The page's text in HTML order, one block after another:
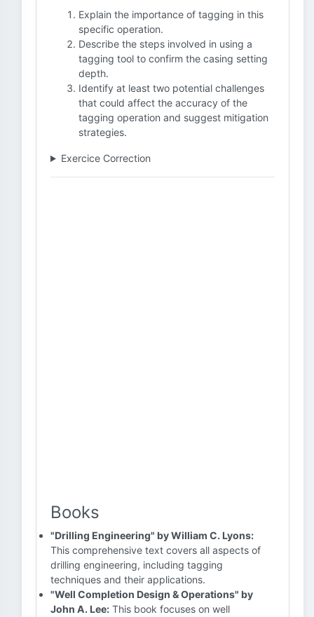
Explain the importance of tagging in this
specific operation.
Describe the steps involved in using a
tagging tool to confirm the casing setting
depth.
Identify at least two potential challenges
that could affect the accuracy of the
tagging operation and suggest mitigation
strategies.
Exercice Correction
Books
"Drilling Engineering" by William C. Lyons:
This comprehensive text covers all aspects of
drilling engineering, including tagging
techniques and their applications.
"Well Completion Design & Operations" by
John A. Lee: This book focuses on well